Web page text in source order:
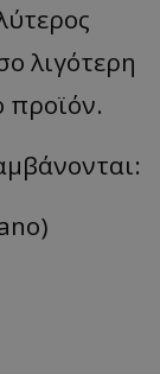
λιγότερη
προϊόν.